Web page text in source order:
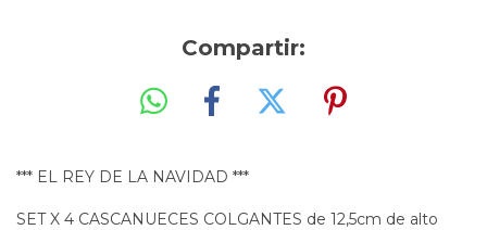
Compartir:
*** EL REY DE LA NAVIDAD ***
SET X 4 CASCANUECES COLGANTES de 12,5cm de alto